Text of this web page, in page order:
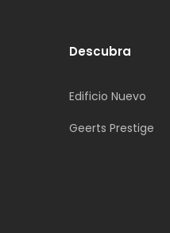
Descubra
Edificio Nuevo
Geerts Prestige